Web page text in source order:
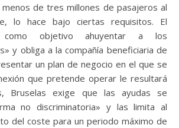
de tres millones de pasajeros al
lo hace bajo ciertas requisitos. El
como objetivo ahuyentar a los
y obliga a la compañía beneficiaria de
un plan de negocio en el que se
que pretende operar le resultará
Bruselas exige que las ayudas se
no discriminatoria» y las limita al
del coste para un periodo máximo de